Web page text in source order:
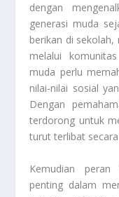
dengan
generasi muda
berikan di
melalui
muda perlu
nilai-nilai sosial
Dengan
terdorong untuk
turut terlibat
Kemudian
penting dalam